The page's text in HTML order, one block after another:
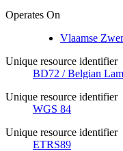
Operates On
Vlaamse
Unique resource identifier
BD72 / Belgian
Unique resource identifier
WGS 84
Unique resource identifier
ETRS89